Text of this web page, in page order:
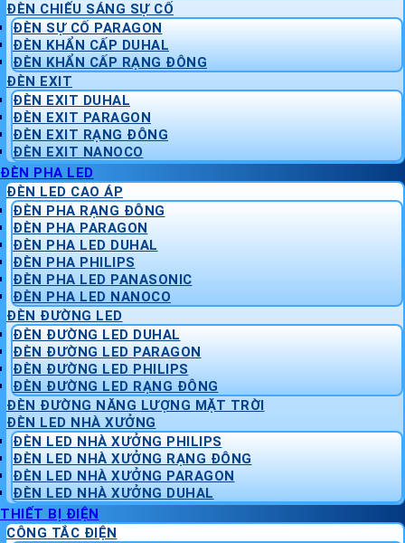
ĐÈN CHIẾU SÁNG SỰ CỐ
ĐÈN SỰ CỐ PARAGON
ĐÈN KHẨN CẤP DUHAL
ĐÈN KHẨN CẤP RẠNG ĐÔNG
ĐÈN EXIT
ĐÈN EXIT DUHAL
ĐÈN EXIT PARAGON
ĐÈN EXIT RẠNG ĐÔNG
ĐÈN EXIT NANOCO
ĐÈN PHA LED
ĐÈN LED CAO ÁP
ĐÈN PHA RẠNG ĐÔNG
ĐÈN PHA PARAGON
ĐÈN PHA LED DUHAL
ĐÈN PHA PHILIPS
ĐÈN PHA LED PANASONIC
ĐÈN PHA LED NANOCO
ĐÈN ĐƯỜNG LED
ĐÈN ĐƯỜNG LED DUHAL
ĐÈN ĐƯỜNG LED PARAGON
ĐÈN ĐƯỜNG LED PHILIPS
ĐÈN ĐƯỜNG LED RẠNG ĐÔNG
ĐÈN ĐƯỜNG NĂNG LƯỢNG MẶT TRỜI
ĐÈN LED NHÀ XƯỞNG
ĐÈN LED NHÀ XƯỞNG PHILIPS
ĐÈN LED NHÀ XƯỞNG RẠNG ĐÔNG
ĐÈN LED NHÀ XƯỞNG PARAGON
ĐÈN LED NHÀ XƯỞNG DUHAL
THIẾT BỊ ĐIỆN
CÔNG TẮC ĐIỆN